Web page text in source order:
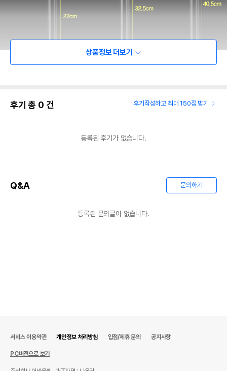
상품정보 더보기
후기 총 0 건 후기작성하고 최대 150점 받기
등록된 후기가 없습니다.
Q&A 문의하기
등록된 문의글이 없습니다.
서비스 이용약관 개인정보 처리방침 입점/제휴 문의 공지사항
PC버전으로 보기